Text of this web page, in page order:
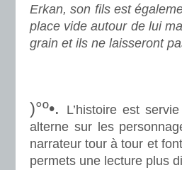
Erkan, son fils est
place vide autour de lui
grain et ils ne laisseront
)°º•.
L’histoire est
alterne sur les
narrateur tour à tour et
permets une lecture plus